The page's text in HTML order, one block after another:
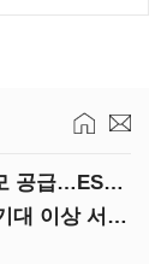
포스코퓨처엠, LFP 양극재 첫 대규모 공급…ESS 시장 공략
트리니티항공 출범…“합리적 가격·기대 이상 서비스로 승부”